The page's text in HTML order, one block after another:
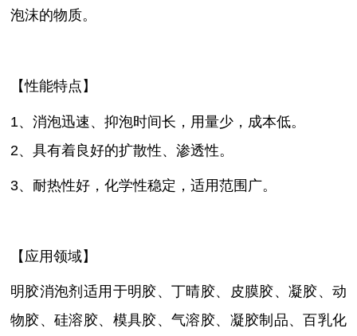
泡沫的物质。
【性能特点】
1、消泡迅速、抑泡时间长，用量少，成本低。
2、具有着良好的扩散性、渗透性。
3、耐热性好，化学性稳定，适用范围广。
【应用领域】
明胶消泡剂适用于明胶、丁晴胶、皮膜胶、凝胶、动
物胶、硅溶胶、模具胶、气溶胶、凝胶制品、百乳化